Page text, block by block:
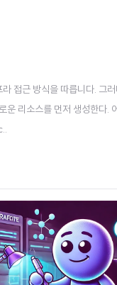
접근 방식을 따릅니다. 그러
리소스를 먼저 생성한다.